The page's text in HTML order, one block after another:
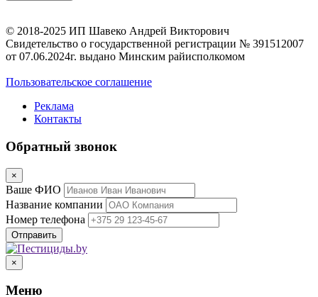
© 2018-2025 ИП Шавеко Андрей Викторович
Свидетельство о государственной регистрации № 391512007
от 07.06.2024г. выдано Минским райисполкомом
Пользовательское соглашение
Реклама
Контакты
Обратный звонок
×
Ваше ФИО
Название компании
Номер телефона
×
Меню